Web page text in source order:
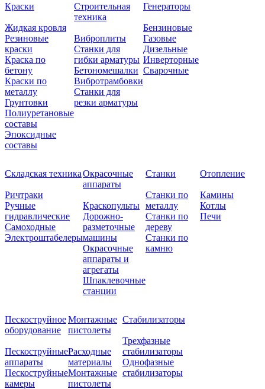
Краски
Жидкая кровля
Резиновые
краски
Краска по
бетону
Краски по
металлу
Грунтовки
Полиуретановые
составы
Эпоксидные
составы
Строительная
техника
Виброплиты
Станки для
гибки арматуры
Бетономешалки
Вибротрамбовки
Станки для
резки арматуры
Генераторы
Бензиновые
Газовые
Дизельные
Инверторные
Сварочные
Складская техника
Ричтраки
Ручные
гидравлические
Самоходные
Электроштабелеры
Окрасочные
аппараты
Краскопульты
Дорожно-
разметочные
машины
Окрасочные
аппараты и
агрегаты
Шпаклевочные
станции
Станки
Станки по
металлу
Станки по
дереву
Станки по
камню
Отопление
Камины
Котлы
Печи
Пескоструйное
оборудование
Пескоструйные
аппараты
Пескоструйные
камеры
Монтажные
пистолеты
Расходные
материалы
Монтажные
пистолеты
Стабилизаторы
Трехфазные
стабилизаторы
Однофазные
стабилизаторы